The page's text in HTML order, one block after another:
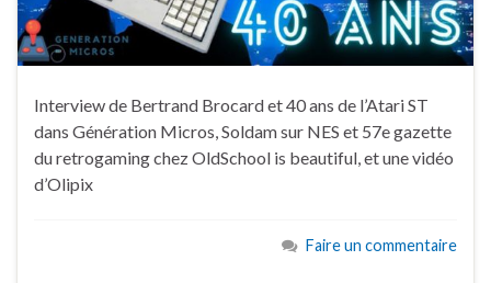
Interview de Bertrand Brocard et 40 ans de l’Atari ST
dans Génération Micros, Soldam sur NES et 57e gazette
du retrogaming chez OldSchool is beautiful, et une vidéo
d’Olipix
Faire un commentaire